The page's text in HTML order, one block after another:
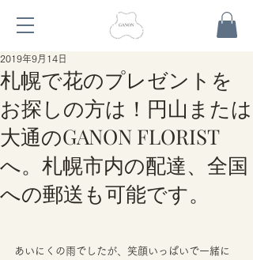
札幌で花のプレゼントを
お探しの方は！円山または
大通のGANON FLORIST
へ。札幌市内の配達、全国
への郵送も可能です。
2019年9月14日
あいにくの雨でしたが、笑顔いっぱいで一緒に